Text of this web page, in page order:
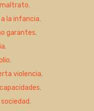
,
la infancia,
garantes,
,
,
violencia,
,
,